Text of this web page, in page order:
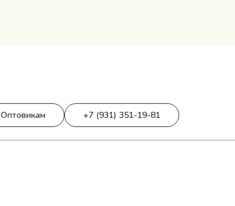
Оптовикам +7 (931) 351-19-81